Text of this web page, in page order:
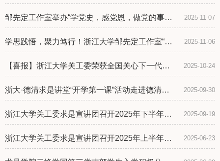
全会精神学习会
邹先定工作室举办“学党史，感党恩，做党的事业
的可靠接班人”主题团课培训
2025-11-07
学思践悟，聚力笃行！浙江大学邹先定工作室“五
老”与青年共话党的二十届四中全会精神
2025-11-06
【喜报】浙江大学关工委荣获全国关心下一代工
作先进集体
2025-10-24
浙大·德清求是讲堂“开学第一课”活动走进德清县
阜溪学校
2025-09-30
浙江大学关工委求是宣讲团召开2025年下半年工
作会议
2025-09-19
浙江大学关工委求是宣讲团召开2025年上半年工
作会议
2025-06-23